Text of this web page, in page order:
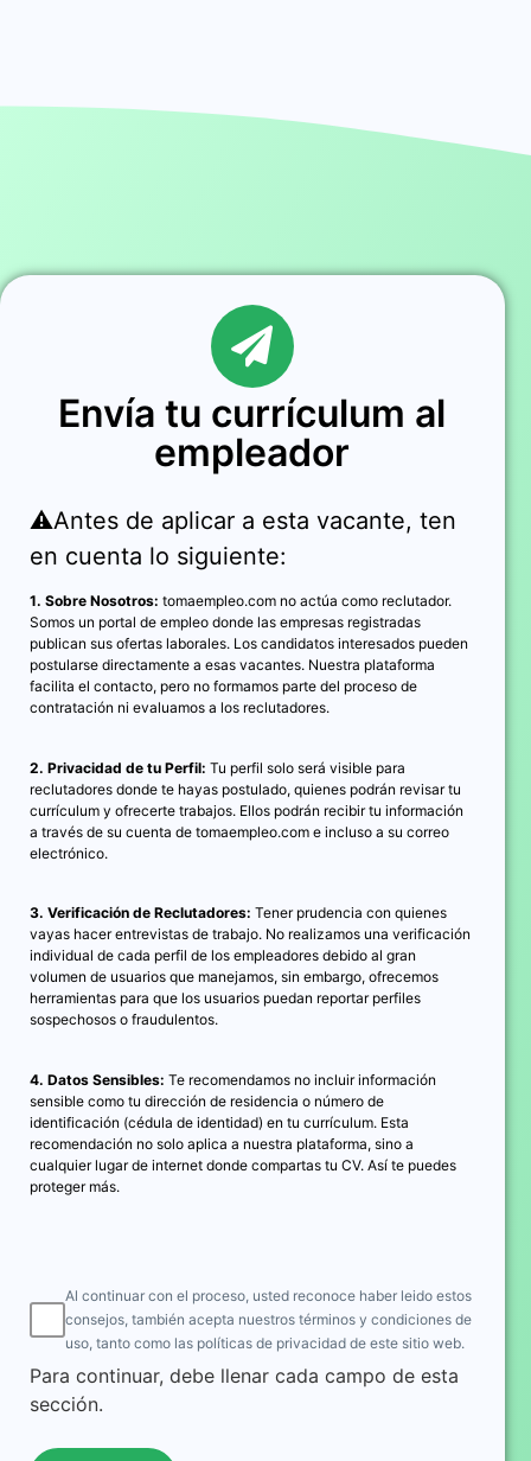
Envía tu currículum al
empleador
⚠️Antes de aplicar a esta vacante, ten
en cuenta lo siguiente:
1. Sobre Nosotros: tomaempleo.com no actúa como reclutador.
Somos un portal de empleo donde las empresas registradas
publican sus ofertas laborales. Los candidatos interesados pueden
postularse directamente a esas vacantes. Nuestra plataforma
facilita el contacto, pero no formamos parte del proceso de
contratación ni evaluamos a los reclutadores.
2. Privacidad de tu Perfil: Tu perfil solo será visible para
reclutadores donde te hayas postulado, quienes podrán revisar tu
currículum y ofrecerte trabajos. Ellos podrán recibir tu información
a través de su cuenta de tomaempleo.com e incluso a su correo
electrónico.
3. Verificación de Reclutadores: Tener prudencia con quienes
vayas hacer entrevistas de trabajo. No realizamos una verificación
individual de cada perfil de los empleadores debido al gran
volumen de usuarios que manejamos, sin embargo, ofrecemos
herramientas para que los usuarios puedan reportar perfiles
sospechosos o fraudulentos.
4. Datos Sensibles: Te recomendamos no incluir información
sensible como tu dirección de residencia o número de
identificación (cédula de identidad) en tu currículum. Esta
recomendación no solo aplica a nuestra plataforma, sino a
cualquier lugar de internet donde compartas tu CV. Así te puedes
proteger más.
Al continuar con el proceso, usted reconoce haber leido estos
consejos, también acepta nuestros términos y condiciones de
uso, tanto como las políticas de privacidad de este sitio web.
Para continuar, debe llenar cada campo de esta
sección.